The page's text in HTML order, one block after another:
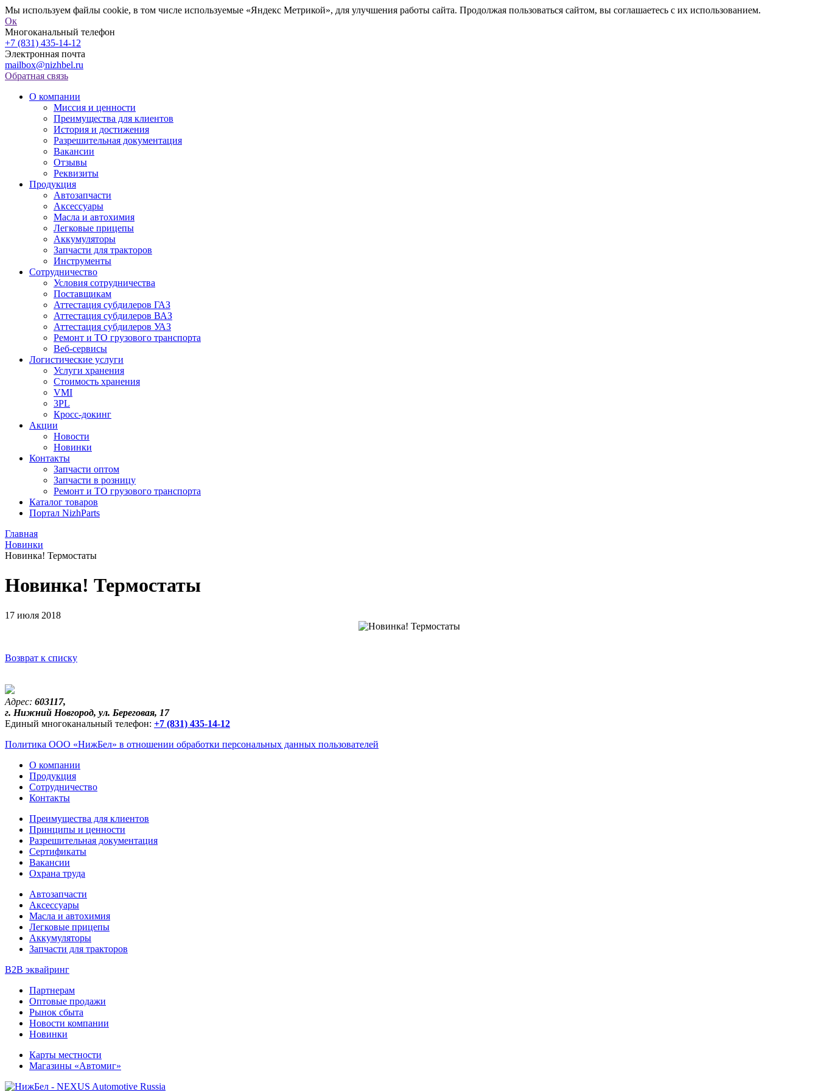
Мы используем файлы cookie, в том числе используемые «Яндекс Метрикой», для улучшения работы сайта. Продолжая пользоваться сайтом, вы соглашаетесь с их использованием.
Ок
Многоканальный телефон
+7 (831) 435-14-12
Электронная почта
mailbox@nizhbel.ru
Обратная связь
О компании
Миссия и ценности
Преимущества для клиентов
История и достижения
Разрешительная документация
Вакансии
Отзывы
Реквизиты
Продукция
Автозапчасти
Аксессуары
Масла и автохимия
Легковые прицепы
Аккумуляторы
Запчасти для тракторов
Инструменты
Сотрудничество
Условия сотрудничества
Поставщикам
Аттестация субдилеров ГАЗ
Аттестация субдилеров ВАЗ
Аттестация субдилеров УАЗ
Ремонт и ТО грузового транспорта
Веб-сервисы
Логистические услуги
Услуги хранения
Стоимость хранения
VMI
3PL
Кросс-докинг
Акции
Новости
Новинки
Контакты
Запчасти оптом
Запчасти в розницу
Ремонт и ТО грузового транспорта
Каталог товаров
Портал NizhParts
Главная
Новинки
Новинка! Термостаты
Новинка! Термостаты
17 июля 2018
Возврат к списку
Адрес: 603117,
г. Нижний Новгород, ул. Береговая, 17
Единый многоканальный телефон: +7 (831) 435-14-12
Политика ООО «НижБел» в отношении обработки персональных данных пользователей
О компании
Продукция
Сотрудничество
Контакты
Преимущества для клиентов
Принципы и ценности
Разрешительная документация
Сертификаты
Вакансии
Охрана труда
Автозапчасти
Аксессуары
Масла и автохимия
Легковые прицепы
Аккумуляторы
Запчасти для тракторов
B2B эквайринг
Партнерам
Оптовые продажи
Рынок сбыта
Новости компании
Новинки
Карты местности
Магазины «Автомиг»